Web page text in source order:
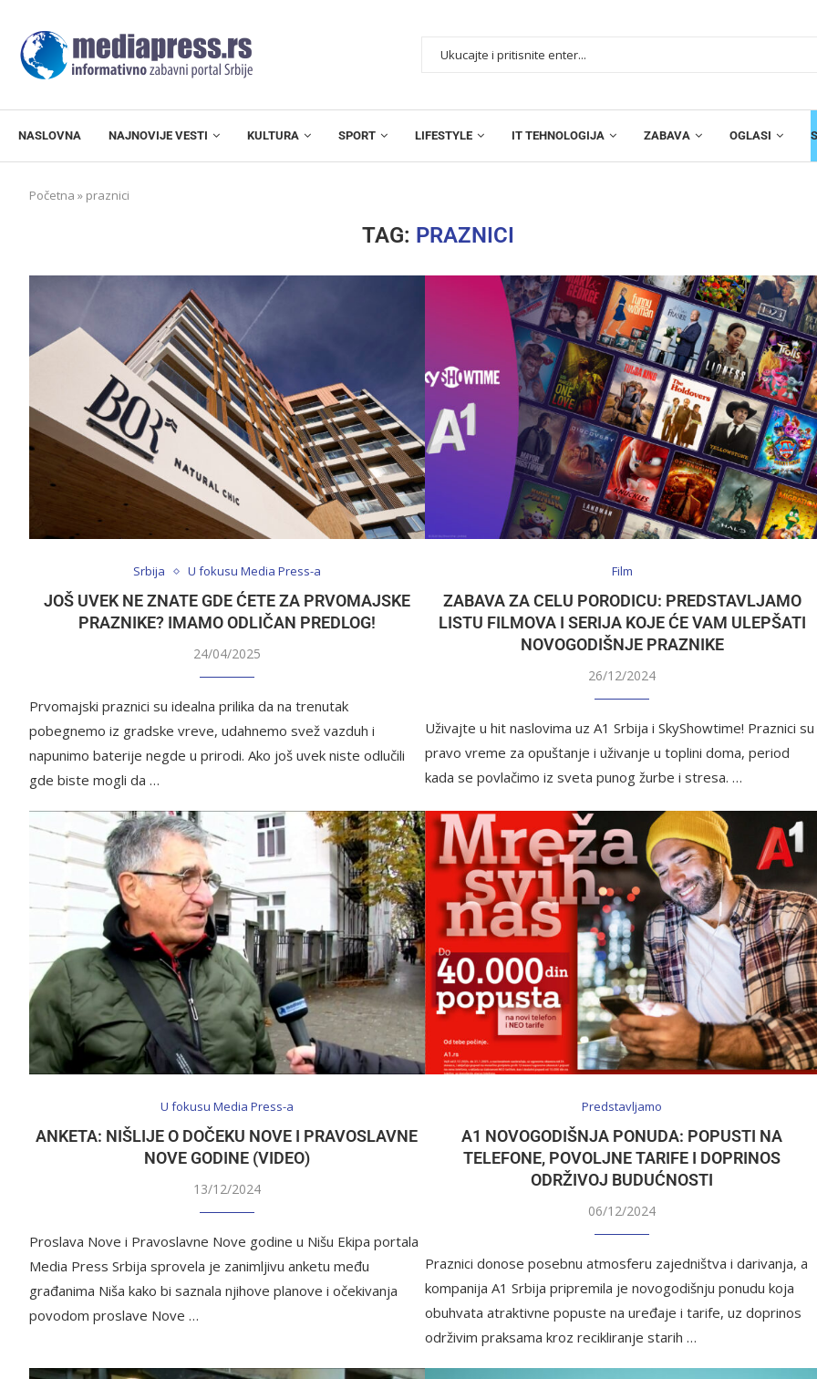
NASLOVNA NAJNOVIJE VESTI KULTURA SPORT LIFESTYLE IT TEHNOLOGIJA ZABAVA OGLASI
Početna » praznici
TAG: PRAZNICI
Srbija U fokusu Media Press-a
JOŠ UVEK NE ZNATE GDE ĆETE ZA PRVOMAJSKE
PRAZNIKE? IMAMO ODLIČAN PREDLOG!
24/04/2025
Prvomajski praznici su idealna prilika da na trenutak
pobegnemo iz gradske vreve, udahnemo svež vazduh i
napunimo baterije negde u prirodi. Ako još uvek niste odlučili
gde biste mogli da …
Film
ZABAVA ZA CELU PORODICU: PREDSTAVLJAMO
LISTU FILMOVA I SERIJA KOJE ĆE VAM ULEPŠATI
NOVOGODIŠNJE PRAZNIKE
26/12/2024
Uživajte u hit naslovima uz A1 Srbija i SkyShowtime! Praznici su
pravo vreme za opuštanje i uživanje u toplini doma, period
kada se povlačimo iz sveta punog žurbe i stresa. …
U fokusu Media Press-a
ANKETA: NIŠLIJE O DOČEKU NOVE I PRAVOSLAVNE
NOVE GODINE (VIDEO)
13/12/2024
Proslava Nove i Pravoslavne Nove godine u Nišu Ekipa portala
Media Press Srbija sprovela je zanimljivu anketu među
građanima Niša kako bi saznala njihove planove i očekivanja
povodom proslave Nove …
Predstavljamo
A1 NOVOGODIŠNJA PONUDA: POPUSTI NA
TELEFONE, POVOLJNE TARIFE I DOPRINOS
ODRŽIVOJ BUDUĆNOSTI
06/12/2024
Praznici donose posebnu atmosferu zajedništva i darivanja, a
kompanija A1 Srbija pripremila je novogodišnju ponudu koja
obuhvata atraktivne popuste na uređaje i tarife, uz doprinos
održivim praksama kroz recikliranje starih …